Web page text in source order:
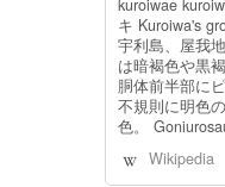
kuroiwae
キ Kuroiwa's
宇利島、屋我
は暗褐色や黒
胴体前半部に
不規則に明色
色。
Wikipedia